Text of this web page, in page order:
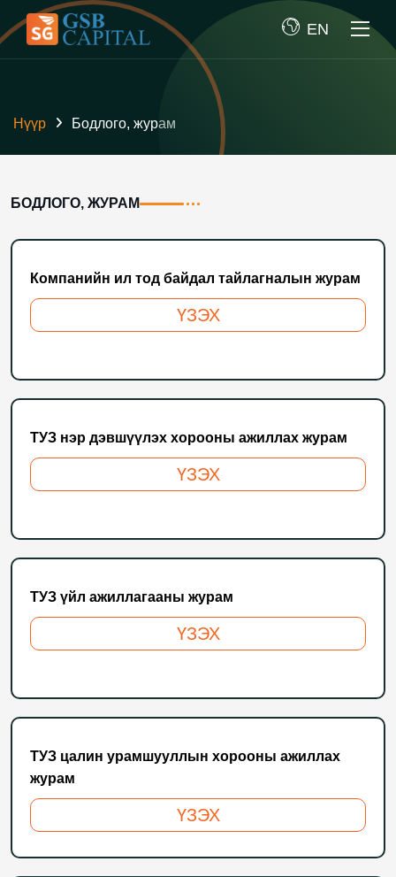
EN
Нүүр Бодлого, журам
БОДЛОГО, ЖУРАМ
Компанийн ил тод байдал тайлагналын журам
ҮЗЭХ
ТУЗ нэр дэвшүүлэх хорооны ажиллах журам
ҮЗЭХ
ТУЗ үйл ажиллагааны журам
ҮЗЭХ
ТУЗ цалин урамшууллын хорооны ажиллах
журам
ҮЗЭХ